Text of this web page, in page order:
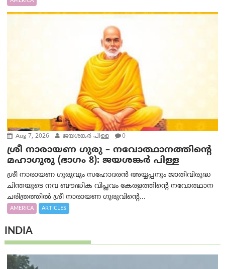
Aug 7, 2026 ജയശങ്കര്‍ പിള്ള 0
ശ്രീ നാരായണ ഗുരു – നവോത്ഥാനത്തിന്റെ
മഹാഗുരു (ഭാഗം 8): ജയശങ്കര്‍ പിള്ള
ശ്രീ നാരായണ ഗുരുവും സഹോദരൻ അയ്യപ്പനും ജാതിവിരുദ്ധ
ചിന്തയുടെ നവ ബൗദ്ധിക വിപ്ലവം കേരളത്തിന്റെ നവോത്ഥാന
ചരിത്രത്തിൽ ശ്രീ നാരായണ ഗുരുവിന്റെ...
AMERICA ARTICLES
INDIA